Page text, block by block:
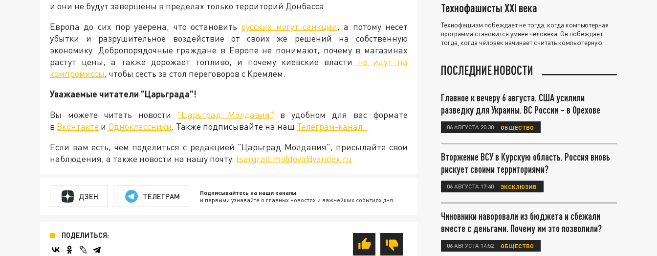
и они не будут завершены в пределах только территорий Донбасса.
Европа до сих пор уверена, что остановить русских могут санкции, а потому несет
убытки и разрушительное воздействие от своих же решений на собственную
экономику. Добропорядочные граждане в Европе не понимают, почему в магазинах
растут цены, а также дорожает топливо, и почему киевские власти не идут на
компромиссы, чтобы сесть за стол переговоров с Кремлем.
Уважаемые читатели "Царьграда"!
Вы можете читать новости "Царьград Молдавия" в удобном для вас формате
в Вконтакте и Одноклассники. Также подписывайте на наш Телеграм-канал.
Если вам есть, чем поделиться с редакцией "Царьград Молдавия", присылайте свои
наблюдения, а также новости на нашу почту: tsargrad.moldova@yandex.ru
ДЗЕН ТЕЛЕГРАМ Подписывайтесь на наши каналы
и первыми узнавайте о главных новостях и важнейших событиях дня.
ПОДЕЛИТЬСЯ:
Технофашисты XXI века
Технофашизм побеждает не тогда, когда компьютерная
программа становится умнее человека. Он побеждает
тогда, когда человек начинает считать компьютерную
ПОСЛЕДНИЕ НОВОСТИ
Главное к вечеру 6 августа. США усилили
разведку для Украины. ВС России – в Орехове
06 АВГУСТА 20:30 ОБЩЕСТВО
Вторжение ВСУ в Курскую область. Россия вновь
рискует своими территориями?
06 АВГУСТА 17:40 ЭКСКЛЮЗИВ
Чиновники наворовали из бюджета и сбежали
вместе с деньгами. Почему им это позволили?
06 АВГУСТА 14:52 ОБЩЕСТВО